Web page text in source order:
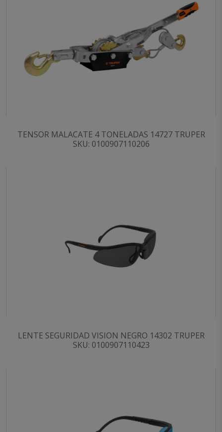
TENSOR MALACATE 4 TONELADAS 14727 TRUPER
SKU: 0100907110206
LENTE SEGURIDAD VISION NEGRO 14302 TRUPER
SKU: 0100907110423